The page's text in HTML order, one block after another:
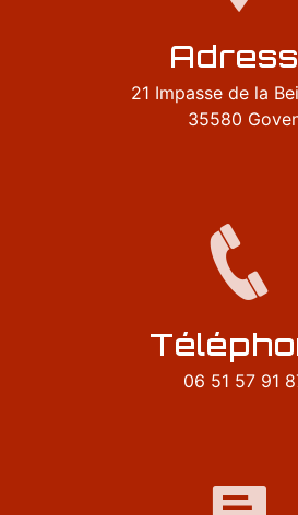
21 Impasse de la
35580
06 51 57 91